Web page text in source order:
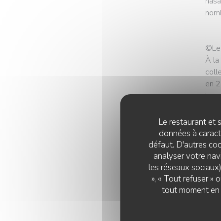
Le restaurant et
données à
défaut. D'autres
analyser votre
les réseaux
», « Tout refuser »
tout moment
©Le
À la
en
bon
est